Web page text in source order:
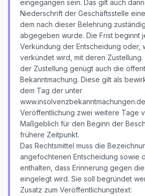
eingegangen sein. Das gilt auch
Niederschrift der Geschäftsstelle
dem nach dieser Belehrung
abgegeben wurde. Die Frist beginnt
Verkündung der Entscheidung oder,
verkündet wird, mit deren Zustellung.
der Zustellung genügt auch die
Bekanntmachung. Diese gilt als
dem Tag der unter
Veröffentlichung zwei weitere Tage
Maßgeblich für den Beginn der
frühere Zeitpunkt.
Das Rechtsmittel muss die
angefochtenen Entscheidung sowie
enthalten, dass Erinnerung gegen
eingelegt wird. Sie soll begründet
Zusatz zum Veröffentlichungstext: